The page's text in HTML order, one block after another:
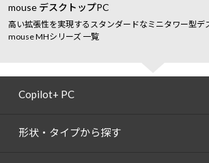
mouse デスクトップPC
高い拡張性を実現するスタンダードなミニタワー型デ
mouse MHシリーズ 一覧
Copilot+ PC
形状・タイプから探す